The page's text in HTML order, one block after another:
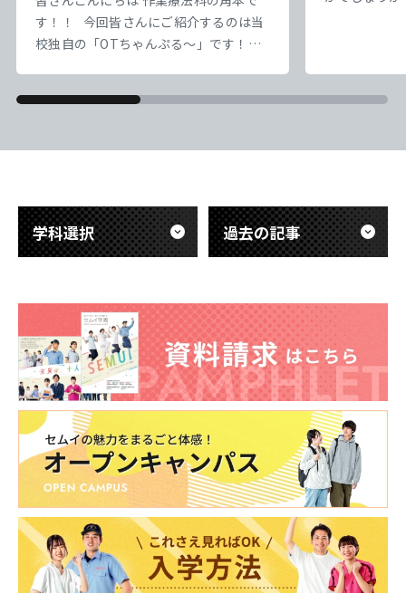
す！！ 今回皆さんにご紹介するのは当
校独自の「OTちゃんぷる～」です！！
しています。 「OTちゃんぷる～」は、
ことを目的とした取り組みです。 2年生
ベントに取り組んだり
ろ、10日を
一日一日を
学科選択 過去の記事